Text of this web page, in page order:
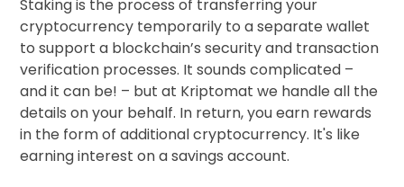
Staking is the process of transferring your
cryptocurrency temporarily to a separate wallet
to support a blockchain’s security and transaction
verification processes. It sounds complicated –
and it can be! – but at Kriptomat we handle all the
details on your behalf. In return, you earn rewards
in the form of additional cryptocurrency. It's like
earning interest on a savings account.